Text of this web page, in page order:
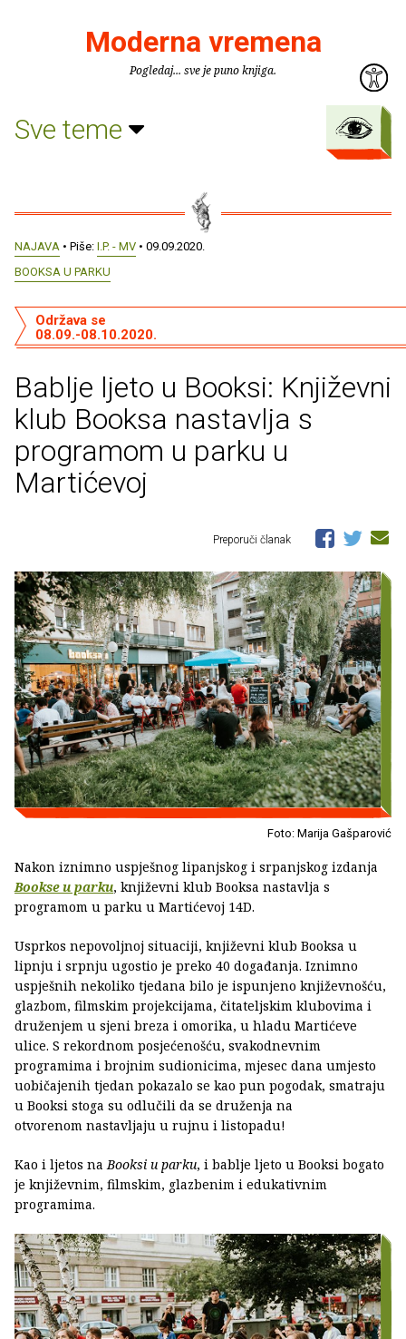
Moderna vremena
Pogledaj... sve je puno knjiga.
Sve teme
NAJAVA • Piše: I.P. - MV • 09.09.2020.
BOOKSA U PARKU
Bablje ljeto u Booksi: Književni
klub Booksa nastavlja s
programom u parku u
Martićevoj
Održava se
08.09.-08.10.2020.
Preporuči članak
Foto: Marija Gašparović
Nakon iznimno uspješnog lipanjskog i srpanjskog izdanja
Bookse u parku, književni klub Booksa nastavlja s
programom u parku u Martićevoj 14D.
Usprkos nepovoljnoj situaciji, književni klub Booksa u
lipnju i srpnju ugostio je preko 40 događanja. Iznimno
uspješnih nekoliko tjedana bilo je ispunjeno književnošću,
glazbom, filmskim projekcijama, čitateljskim klubovima i
druženjem u sjeni breza i omorika, u hladu Martićeve
ulice. S rekordnom posjećenošću, svakodnevnim
programima i brojnim sudionicima, mjesec dana umjesto
uobičajenih tjedan pokazalo se kao pun pogodak, smatraju
u Booksi stoga su odlučili da se druženja na
otvorenom nastavljaju u rujnu i listopadu!
Kao i ljetos na Booksi u parku, i bablje ljeto u Booksi bogato
je književnim, filmskim, glazbenim i edukativnim
programima.